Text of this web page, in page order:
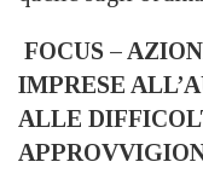
FOCUS –
IMPRESE
ALLE